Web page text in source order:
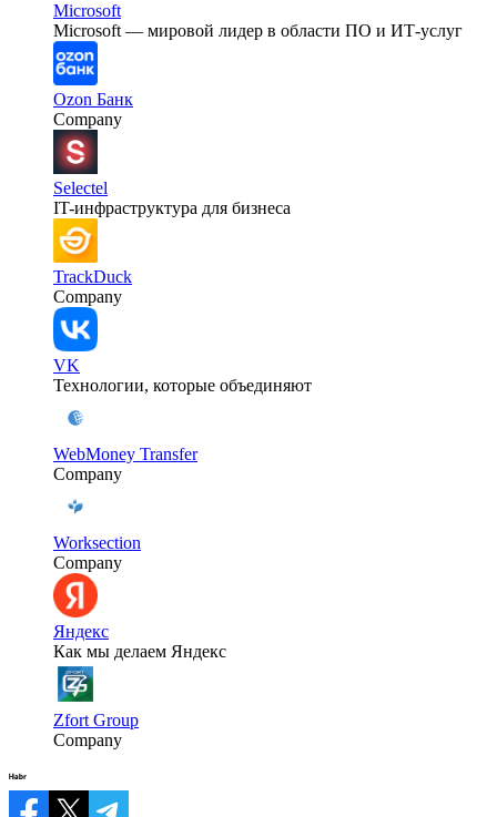
Microsoft
Microsoft — мировой лидер в области ПО и ИТ-услуг
Ozon Банк
Company
Selectel
IT-инфраструктура для бизнеса
TrackDuck
Company
VK
Технологии, которые объединяют
WebMoney Transfer
Company
Worksection
Company
Яндекс
Как мы делаем Яндекс
Zfort Group
Company